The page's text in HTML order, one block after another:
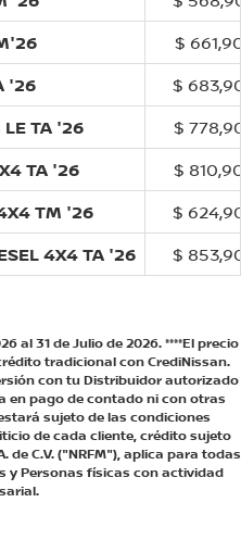
$
'26
$
LE TA '26
$
TA '26
$
TM '26
$
4X4 TA '26
$
al 31 de Julio de 2026. ****El precio
tradicional con CrediNissan.
con tu Distribuidor autorizado
en pago de contado ni con otras
sujeto de las condiciones
de cada cliente, crédito sujeto
de C.V. ("NRFM"), aplica para todas
y Personas físicas con actividad